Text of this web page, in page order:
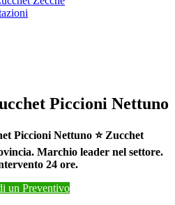
Piccioni Nettuno
Piccioni Nettuno ⭐ Zucchet
Marchio leader nel settore.
24 ore.
un Preventivo